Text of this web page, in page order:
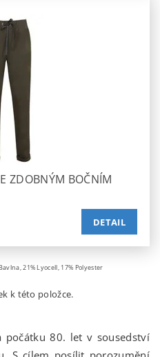
ZDOBNÝM BOČNÍM
DETAIL
21% Lyocell, 17% Polyester
k této položce.
počátku 80. let v sousedství